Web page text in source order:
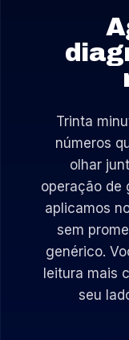
Trinta
números
olhar
operação de
aplicamos
sem
genérico.
leitura mais
seu